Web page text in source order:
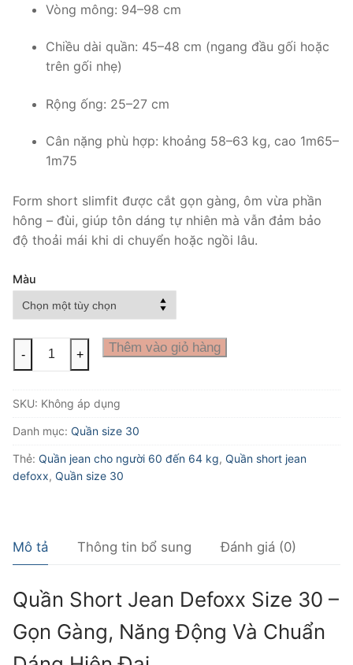
Vòng mông: 94–98 cm
Chiều dài quần: 45–48 cm (ngang đầu gối hoặc
trên gối nhẹ)
Rộng ống: 25–27 cm
Cân nặng phù hợp: khoảng 58–63 kg, cao 1m65–
1m75
Form short slimfit được cắt gọn gàng, ôm vừa phần
hông – đùi, giúp tôn dáng tự nhiên mà vẫn đảm bảo
độ thoải mái khi di chuyển hoặc ngồi lâu.
Màu
short
defoxx
size
số
lượng
- + Thêm vào giỏ hàng
SKU: Không áp dụng
Danh mục: Quần size 30
Thẻ: Quần jean cho người 60 đến 64 kg, Quần short jean
defoxx, Quần size 30
Mô tả Thông tin bổ sung Đánh giá (0)
Quần Short Jean Defoxx Size 30 –
Gọn Gàng, Năng Động Và Chuẩn